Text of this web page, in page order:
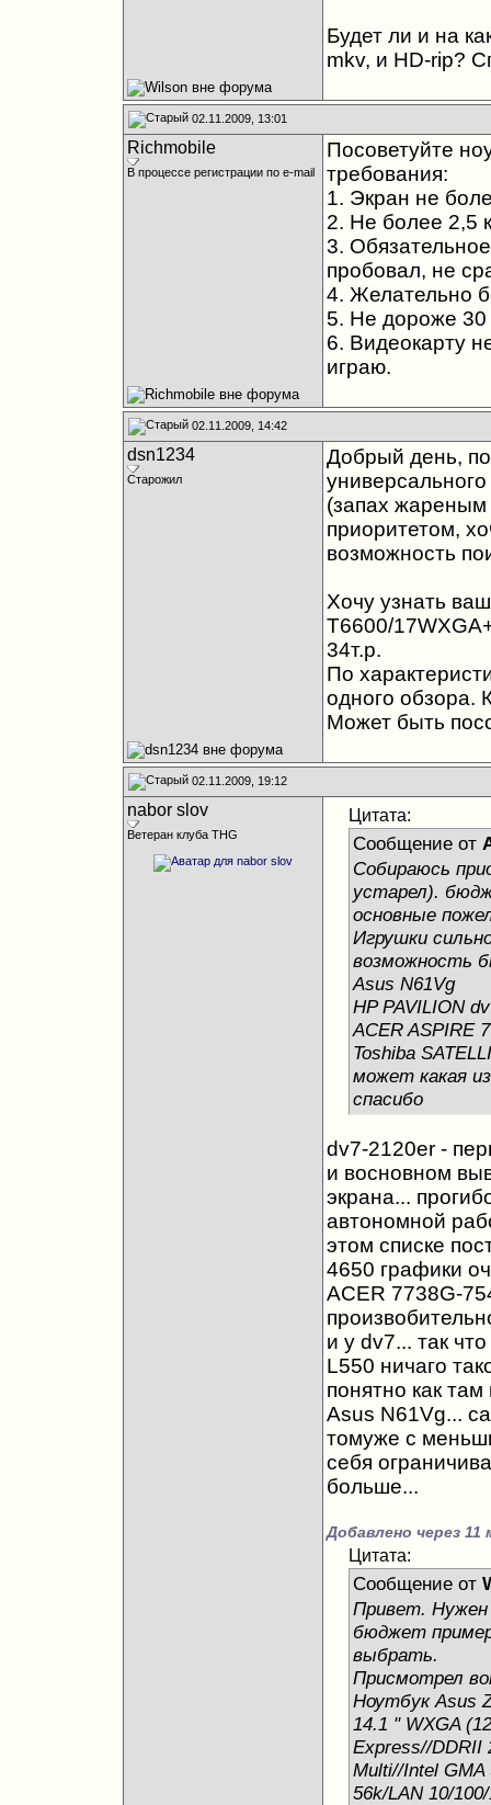
Будет ли и на
mkv, и HD-rip?
02.11.2009, 13:01
Richmobile
В процессе регистрации по e-mail
Посоветуйте
требования:
1. Экран не
2. Не более 2,5
3.
пробовал, не
4. Желательно
5. Не дороже 30
6. Видеокарту
играю.
02.11.2009, 14:42
dsn1234
Старожил
Добрый день,
(запах жареным
приоритетом,
возможность
Хочу узнать
T6600/
34т.р.
По
одного обзора.
Может быть
02.11.2009, 19:12
nabor slov
Ветеран клуба THG
Цитата:
Сообщение от
Собираюсь
устарел).
основные
Игрушки
возможность
Asus N61Vg
HP PAVILION
ACER ASPIRE
Toshiba
может какая
спасибо
dv7-2120er -
и восновном
экрана...
автономной
этом списке
4650 графики
ACER 7738G-
и у dv7... так
L550 ничаго
понятно как
Asus N61Vg...
томуже с
себя
больше...
Добавлено через 11
Цитата:
Сообщение от
Привет.
бюджет
выбрать.
Присмотрел
Ноутбук Asus
14.1 " WXGA
Express//DDRII
Multi//Intel GMA
56k/LAN 10/